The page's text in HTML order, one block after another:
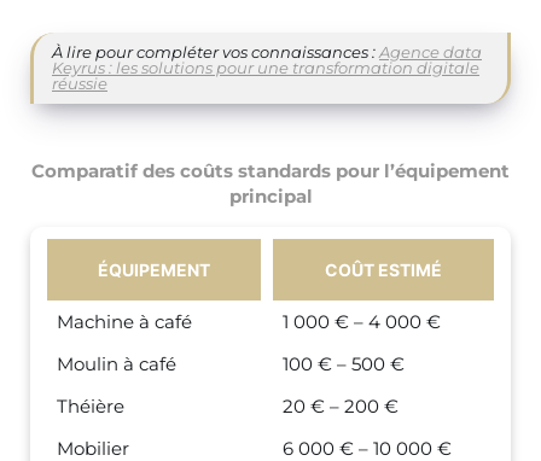
À lire pour compléter vos connaissances :Agence data
Keyrus : les solutions pour une transformation digitale
réussie
Comparatif des coûts standards pour l’équipement
principal
ÉQUIPEMENT COÛT ESTIMÉ
Machine à café
1 000 € – 4 000 €
Moulin à café
100 € – 500 €
Théière
20 € – 200 €
Mobilier
6 000 € – 10 000 €